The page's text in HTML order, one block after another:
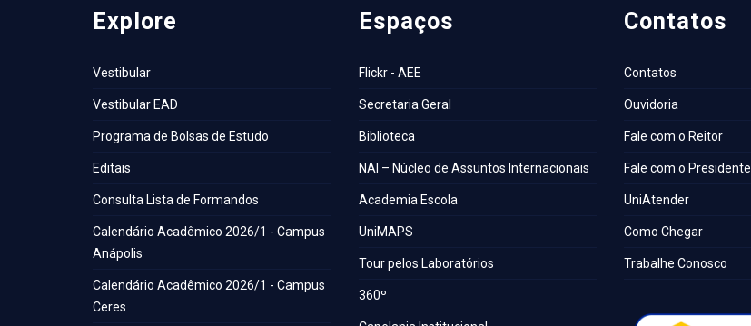
Explore
Vestibular
Vestibular EAD
Programa de Bolsas de Estudo
Editais
Consulta Lista de Formandos
Calendário Acadêmico 2026/1 - Campus
Anápolis
Calendário Acadêmico 2026/1 - Campus
Ceres
Espaços
Flickr - AEE
Secretaria Geral
Biblioteca
NAI – Núcleo de Assuntos Internacionais
Academia Escola
UniMAPS
Tour pelos Laboratórios
360º
Contatos
Contatos
Ouvidoria
Fale com o Reitor
Fale com o Presidente
UniAtender
Como Chegar
Trabalhe Conosco